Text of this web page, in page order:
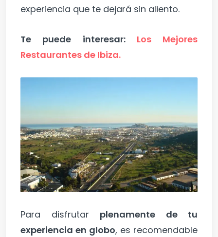
experiencia que te dejará sin aliento.
Te puede interesar: Los Mejores
Restaurantes de Ibiza.
Para disfrutar plenamente de tu
experiencia en globo, es recomendable